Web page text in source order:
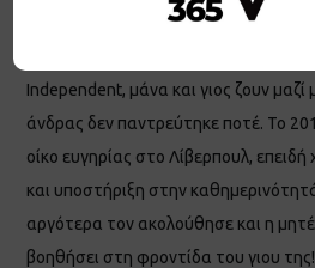
ίδια φροντίδα αλλά για να φροντίσει
Independent, μάνα και γιος ζουν
άνδρας δεν παντρεύτηκε ποτέ. Το
οίκο ευγηρίας στο Λίβερπουλ,
και υποστήριξη στην
αργότερα τον ακολούθησε και η
βοηθήσει στη φροντίδα του γιου